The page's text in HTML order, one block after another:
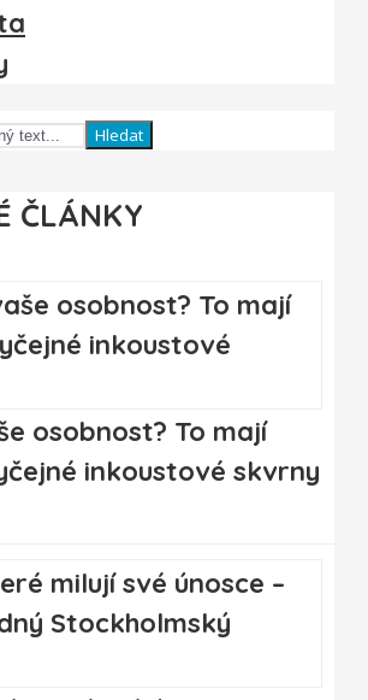
Hledat
ČLÁNKY
osobnost? To mají
inkoustové skvrny